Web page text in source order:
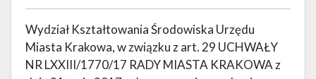
Wydział Kształtowania Środowiska Urzędu
Miasta Krakowa, w związku z art. 29 UCHWAŁY
NR LXXIII/1770/17 RADY MIASTA KRAKOWA z